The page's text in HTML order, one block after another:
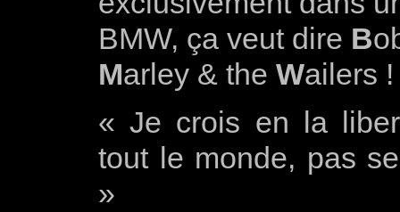
BMW, ça veut dire B
Marley & the Wailers
« Je crois en la
tout le monde, pas
»